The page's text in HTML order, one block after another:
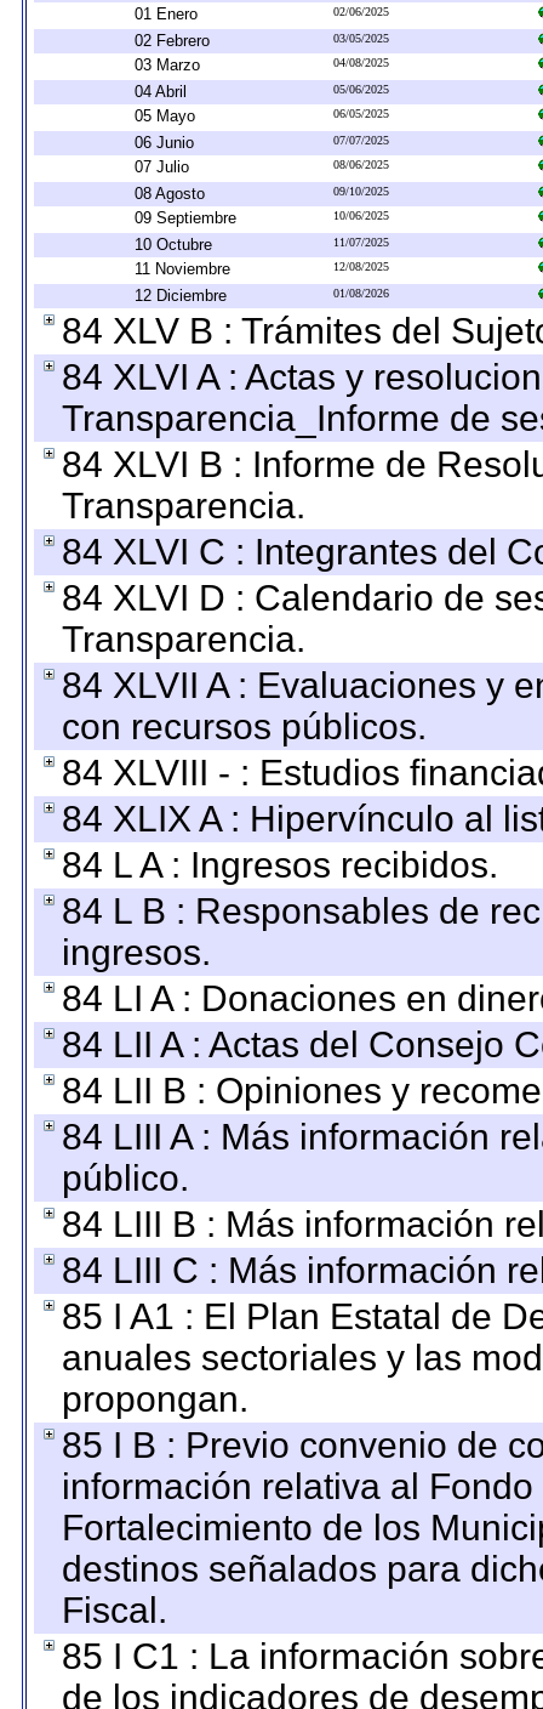
01 Enero 02/06/2025
02 Febrero 03/05/2025
03 Marzo 04/08/2025
04 Abril 05/06/2025
05 Mayo 06/05/2025
06 Junio 07/07/2025
07 Julio 08/06/2025
08 Agosto 09/10/2025
09 Septiembre 10/06/2025
10 Octubre 11/07/2025
11 Noviembre 12/08/2025
12 Diciembre 01/08/2026
84 XLV B : Trámites del
84 XLVI A : Actas y
Transparencia_Informe de
84 XLVI B : Informe de
Transparencia.
84 XLVI C : Integrantes del
84 XLVI D : Calendario de
Transparencia.
84 XLVII A : Evaluaciones y
con recursos públicos.
84 XLVIII - : Estudios
84 XLIX A : Hipervínculo al
84 L A : Ingresos recibidos.
84 L B : Responsables de
ingresos.
84 LI A : Donaciones en
84 LII A : Actas del Consejo
84 LII B : Opiniones y
84 LIII A : Más información
público.
84 LIII B : Más información
84 LIII C : Más información
85 I A1 : El Plan Estatal de
anuales sectoriales y las
propongan.
85 I B : Previo convenio de
información relativa al
Fortalecimiento de los
destinos señalados para
Fiscal.
85 I C1 : La información
de los indicadores de